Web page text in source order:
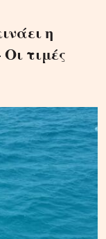
η
τιμές